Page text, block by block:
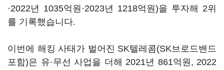
·2022년 1035억원·2023년 1218억원)을 투자해 2위
를 기록했습니다.
이번에 해킹 사태가 벌어진 SK텔레콤(SK브로드밴드
포함)은 유·무선 사업을 더해 2021년 861억원 , 2022